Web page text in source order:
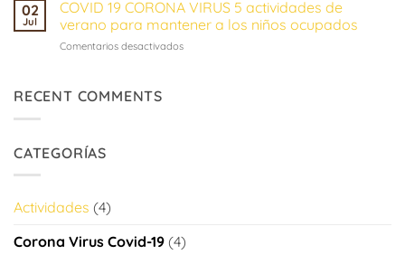
a
los
y
nueces
02
Jul
COVID 19 CORONA VIRUS 5 actividades de
verano para mantener a los niños ocupados
Comentarios desactivadosen
niños
RECENT COMMENTS
CATEGORÍAS
Actividades (4)
Corona Virus Covid-19 (4)